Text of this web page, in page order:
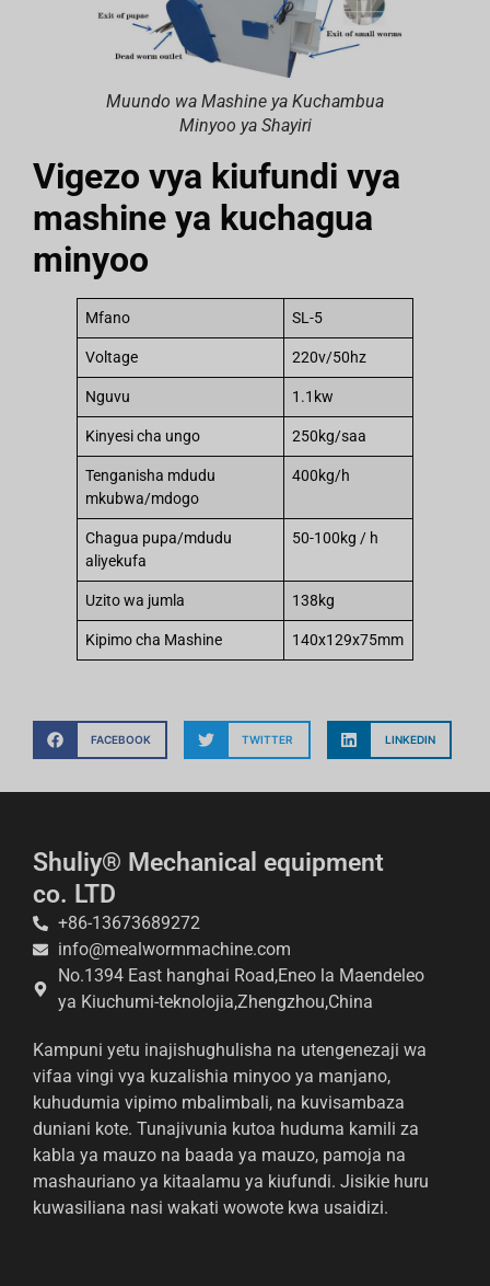
Muundo wa Mashine ya Kuchambua
Minyoo ya Shayiri
Vigezo vya kiufundi vya
mashine ya kuchagua
minyoo
Mfano SL-5
Voltage 220v/50hz
Nguvu 1.1kw
Kinyesi cha ungo 250kg/saa
Tenganisha mdudu
mkubwa/mdogo
400kg/h
Chagua pupa/mdudu
aliyekufa
50-100kg / h
Uzito wa jumla 138kg
Kipimo cha Mashine 140x129x75mm
FACEBOOK TWITTER LINKEDIN
Shuliy® Mechanical equipment
co. LTD
+86-13673689272
info@mealwormmachine.com
No.1394 East hanghai Road,Eneo la Maendeleo
ya Kiuchumi-teknolojia,Zhengzhou,China
Kampuni yetu inajishughulisha na utengenezaji wa
vifaa vingi vya kuzalishia minyoo ya manjano,
kuhudumia vipimo mbalimbali, na kuvisambaza
duniani kote. Tunajivunia kutoa huduma kamili za
kabla ya mauzo na baada ya mauzo, pamoja na
mashauriano ya kitaalamu ya kiufundi. Jisikie huru
kuwasiliana nasi wakati wowote kwa usaidizi.